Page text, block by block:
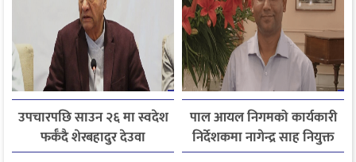
उपचारपछि साउन २६ मा स्वदेश
फर्कँदै शेरबहादुर देउवा
पाल आयल निगमको कार्यकारी
निर्देशकमा नागेन्द्र साह नियुक्त